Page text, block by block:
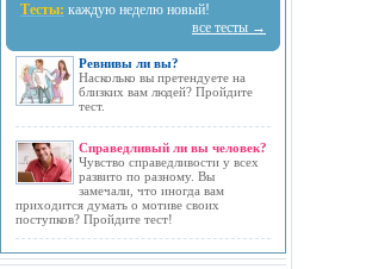
Тесты: каждую неделю новый!
все тесты →
Ревнивы ли вы?
Насколько вы претендуете на
близких вам людей? Пройдите
тест.
Справедливый ли вы человек?
Чувство справедливости у всех
развито по разному. Вы
замечали, что иногда вам
приходится думать о мотиве своих
поступков? Пройдите тест!